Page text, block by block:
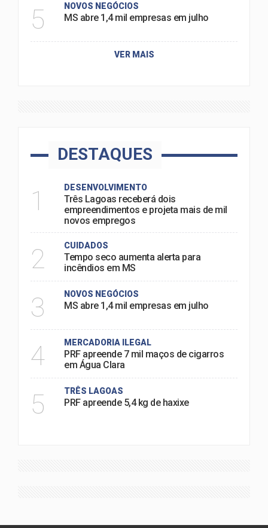
5 NOVOS NEGÓCIOS
MS abre 1,4 mil empresas em julho
VER MAIS
DESTAQUES
1 DESENVOLVIMENTO
Três Lagoas receberá dois
empreendimentos e projeta mais de mil
novos empregos
2 CUIDADOS
Tempo seco aumenta alerta para
incêndios em MS
3 NOVOS NEGÓCIOS
MS abre 1,4 mil empresas em julho
4 MERCADORIA ILEGAL
PRF apreende 7 mil maços de cigarros
em Água Clara
5 TRÊS LAGOAS
PRF apreende 5,4 kg de haxixe